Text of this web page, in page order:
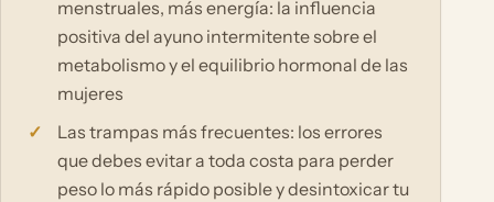
menstruales, más energía: la influencia
positiva del ayuno intermitente sobre el
metabolismo y el equilibrio hormonal de las
mujeres
Las trampas más frecuentes: los errores
que debes evitar a toda costa para perder
peso lo más rápido posible y desintoxicar tu